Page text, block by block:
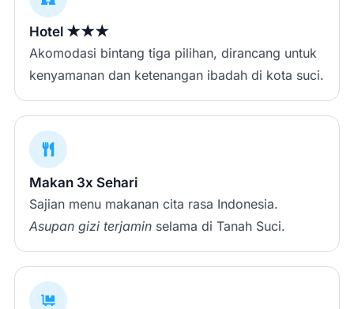
Hotel ★★★
Akomodasi bintang tiga pilihan, dirancang untuk
kenyamanan dan ketenangan ibadah di kota suci.
Makan 3x Sehari
Sajian menu makanan cita rasa Indonesia.
Asupan gizi terjamin selama di Tanah Suci.